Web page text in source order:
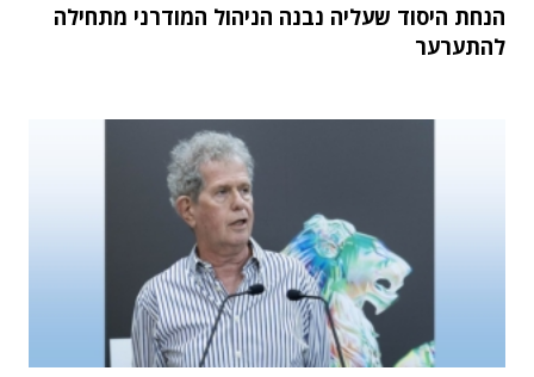
הנחת היסוד שעליה נבנה הניהול המודרני מתחילה
להתערער